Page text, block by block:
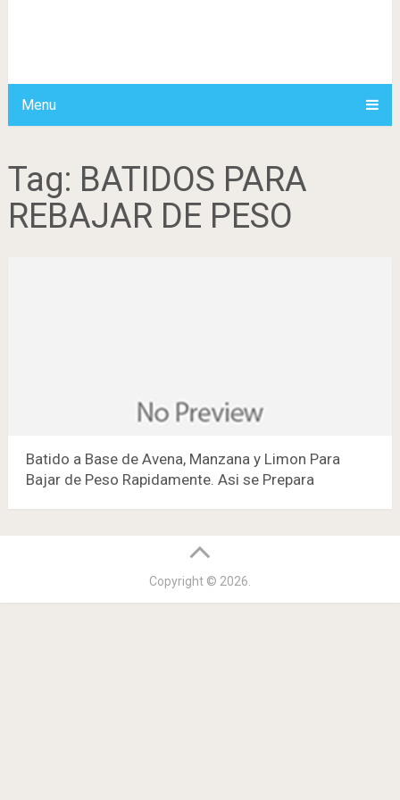
Menu
Tag: BATIDOS PARA
REBAJAR DE PESO
Batido a Base de Avena, Manzana y Limon Para
Bajar de Peso Rapidamente. Asi se Prepara
Copyright © 2026.